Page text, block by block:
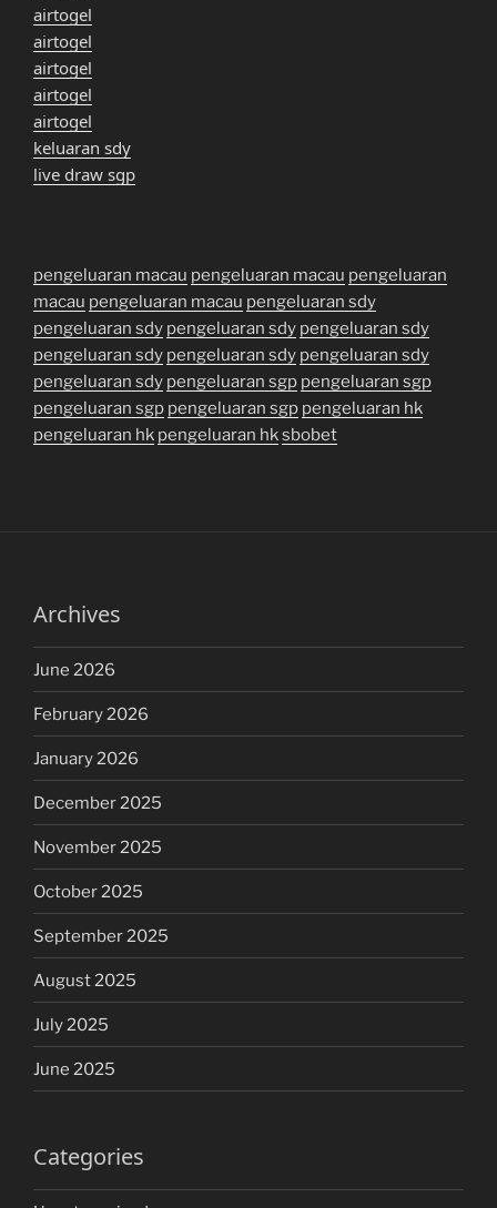
airtogel
airtogel
airtogel
airtogel
airtogel
keluaran sdy
live draw sgp
pengeluaran macau pengeluaran macau pengeluaran
macau pengeluaran macau pengeluaran sdy
pengeluaran sdy pengeluaran sdy pengeluaran sdy
pengeluaran sdy pengeluaran sdy pengeluaran sdy
pengeluaran sdy pengeluaran sgp pengeluaran sgp
pengeluaran sgp pengeluaran sgp pengeluaran hk
pengeluaran hk pengeluaran hksbobet
Archives
June 2026
February 2026
January 2026
December 2025
November 2025
October 2025
September 2025
August 2025
July 2025
June 2025
Categories